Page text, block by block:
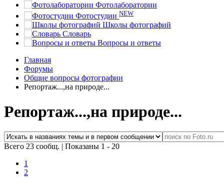
Фотолаборатории
Фотостудии NEW
Школы фотографий
Словарь
Вопросы и ответы
Главная
Форумы
Общие вопросы фотографии
Репортаж...,на природе...
Репортаж...,на природе...
Всего 23 сообщ. | Показаны 1 - 20
1
2